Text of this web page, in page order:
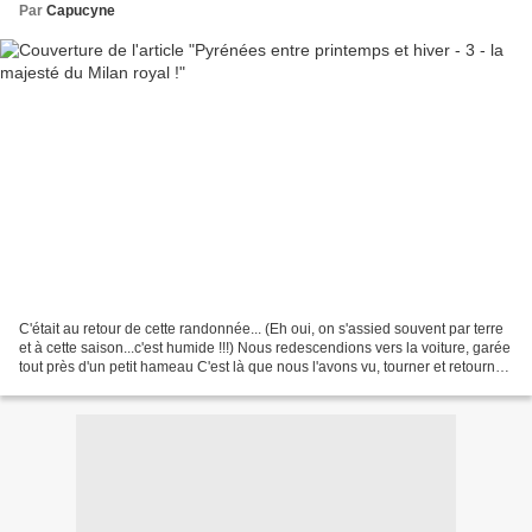
Par Capucyne
C'était au retour de cette randonnée... (Eh oui, on s'assied souvent par terre
et à cette saison...c'est humide !!!) Nous redescendions vers la voiture, garée
tout près d'un petit hameau C'est là que nous l'avons vu, tourner et retourner